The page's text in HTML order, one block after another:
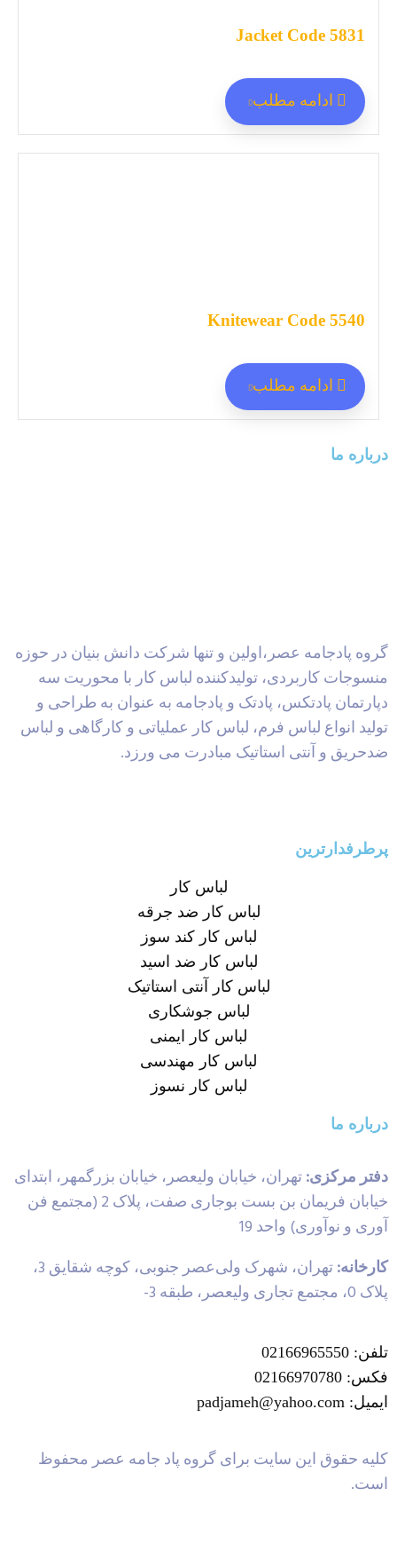
Jacket Code 5831
ادامه مطلب
Knitewear Code 5540
ادامه مطلب
درباره ما
گروه پادجامه عصر،اولین و تنها شرکت دانش بنیان در حوزه
منسوجات کاربردی، تولیدکننده لباس کار با محوریت سه
دپارتمان پادتکس، پادتک و پادجامه به عنوان به طراحی و
تولید انواع لباس فرم، لباس کار عملیاتی و کارگاهی و لباس
ضدحریق و آنتی استاتیک مبادرت می ورزد.
پرطرفدارترین
لباس کار
لباس کار ضد جرقه
لباس کار کند سوز
لباس کار ضد اسید
لباس کار آنتی استاتیک
لباس جوشکاری
لباس کار ایمنی
لباس کار مهندسی
لباس کار نسوز
درباره ما
دفتر مرکزی:تهران، خیابان ولیعصر، خیابان بزرگمهر، ابتدای
خیابان فریمان بن بست بوجاری صفت، پلاک 2 (مجتمع فن
آوری و نوآوری) واحد 19
کارخانه:
تهران، شهرک ولی‌عصر جنوبی، کوچه شقایق 3،
پلاک 0، مجتمع تجاری ولیعصر، طبقه 3-
تلفن: 02166965550
فکس: 02166970780
ایمیل: padjameh@yahoo.com
کلیه حقوق این سایت برای گروه پاد جامه عصر محفوظ
است.